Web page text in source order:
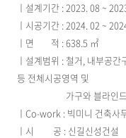
ㅣ설계기간 : 2023. 08 ~
ㅣ시공기간 : 2024. 02 ~
ㅣ면 적 : 638.5 ㎡
ㅣ설계범위 : 철거, 내부공
등 전체시공영역 및
가구와 블라인드 등
ㅣCo-work : 빅미니 건축사
ㅣ시 공 : 신길신성건설